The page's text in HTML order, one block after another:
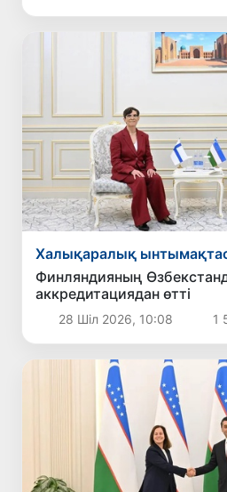
Халықаралық
Финляндияның
аккредитациядан өтті
28 Шіл 2026, 10:08 1